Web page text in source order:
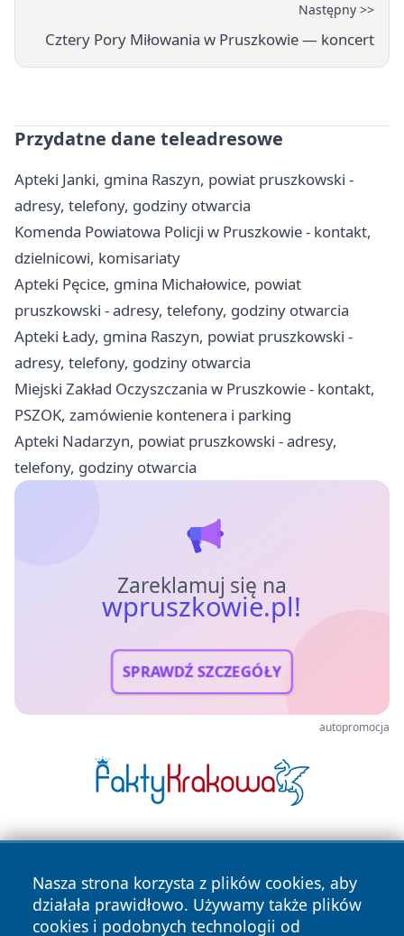
Następny >>
Cztery Pory Miłowania w Pruszkowie — koncert
Przydatne dane teleadresowe
Apteki Janki, gmina Raszyn, powiat pruszkowski -
adresy, telefony, godziny otwarcia
Komenda Powiatowa Policji w Pruszkowie - kontakt,
dzielnicowi, komisariaty
Apteki Pęcice, gmina Michałowice, powiat
pruszkowski - adresy, telefony, godziny otwarcia
Apteki Łady, gmina Raszyn, powiat pruszkowski -
adresy, telefony, godziny otwarcia
Miejski Zakład Oczyszczania w Pruszkowie - kontakt,
PSZOK, zamówienie kontenera i parking
Apteki Nadarzyn, powiat pruszkowski - adresy,
telefony, godziny otwarcia
Zareklamuj się na
wpruszkowie.pl!
SPRAWDŹ SZCZEGÓŁY
autopromocja
Nasza strona korzysta z plików cookies, aby
działała prawidłowo. Używamy także plików
cookies i podobnych technologii od